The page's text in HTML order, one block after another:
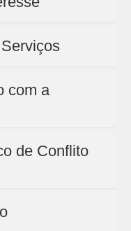
com a
de Conflito